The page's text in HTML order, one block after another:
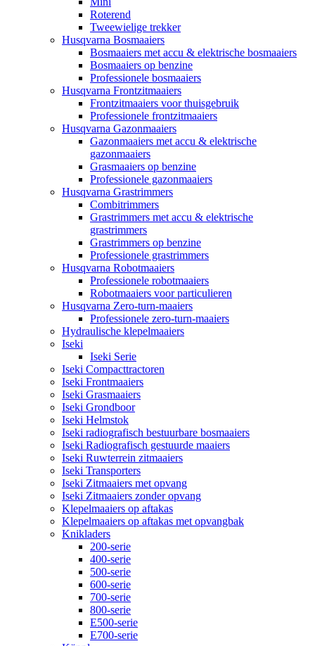
Roterend
Tweewielige trekker
Husqvarna Bosmaaiers
Bosmaaiers met accu & elektrische bosmaaiers
Bosmaaiers op benzine
Professionele bosmaaiers
Husqvarna Frontzitmaaiers
Frontzitmaaiers voor thuisgebruik
Professionele frontzitmaaiers
Husqvarna Gazonmaaiers
Gazonmaaiers met accu & elektrische
gazonmaaiers
Grasmaaiers op benzine
Professionele gazonmaaiers
Husqvarna Grastrimmers
Combitrimmers
Grastrimmers met accu & elektrische
grastrimmers
Grastrimmers op benzine
Professionele grastrimmers
Husqvarna Robotmaaiers
Professionele robotmaaiers
Robotmaaiers voor particulieren
Husqvarna Zero-turn-maaiers
Professionele zero-turn-maaiers
Hydraulische klepelmaaiers
Iseki
Iseki Serie
Iseki Compacttractoren
Iseki Frontmaaiers
Iseki Grasmaaiers
Iseki Grondboor
Iseki Helmstok
Iseki radiografisch bestuurbare bosmaaiers
Iseki Radiografisch gestuurde maaiers
Iseki Ruwterrein zitmaaiers
Iseki Transporters
Iseki Zitmaaiers met opvang
Iseki Zitmaaiers zonder opvang
Klepelmaaiers op aftakas
Klepelmaaiers op aftakas met opvangbak
Knikladers
200-serie
400-serie
500-serie
600-serie
700-serie
800-serie
E500-serie
E700-serie